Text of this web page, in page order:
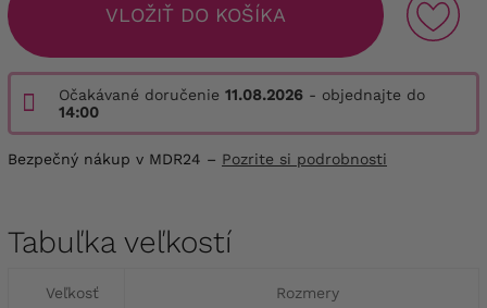
VLOŽIŤ DO KOŠÍKA
Očakávané doručenie 11.08.2026 - objednajte do
14:00
Bezpečný nákup v MDR24 – Pozrite si podrobnosti
Tabuľka veľkostí
Veľkosť Rozmery